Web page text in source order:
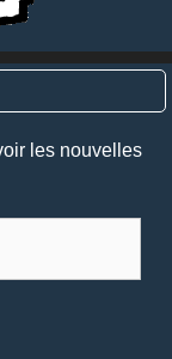
les nouvelles